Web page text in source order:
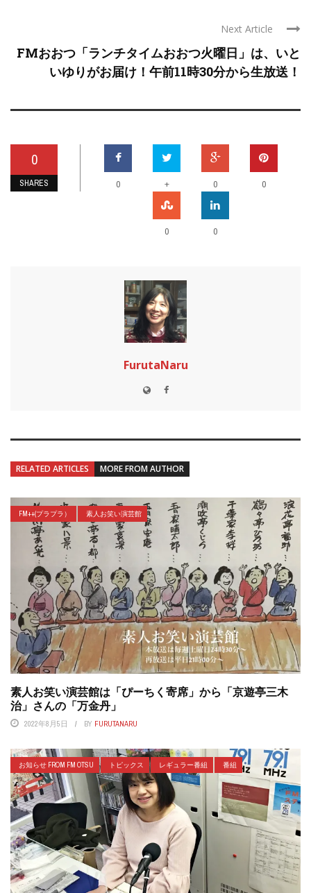
Next Article
FMおおつ「ランチタイムおおつ火曜日」は、いと
いゆりがお届け！午前11時30分から生放送！
0
SHARES 0 + 0 0
0 0
FurutaNaru
RELATED ARTICLES MORE FROM AUTHOR
FM++(プラプラ） 素人お笑い演芸館
素人お笑い演芸館は「ぴーちく寄席」から「京遊亭三木
治」さんの「万金丹」
2022年8月5日 BY FURUTANARU
お知らせ FROM FM OTSU トピックス レギュラー番組 番組